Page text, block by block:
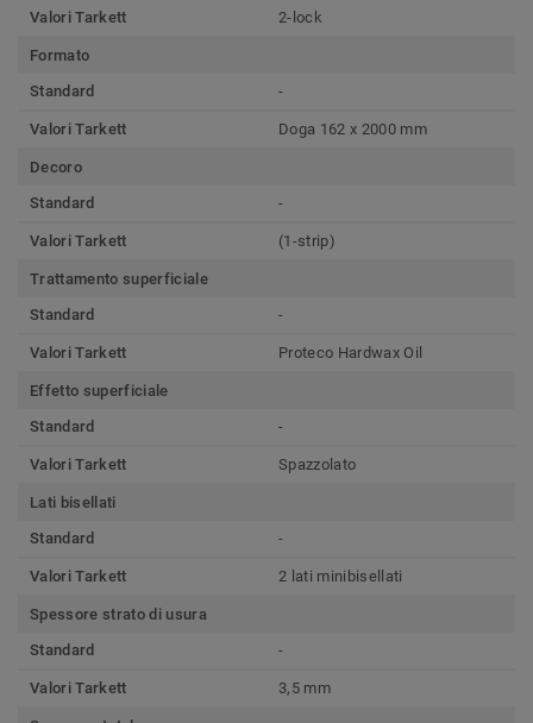
Valori Tarkett 2-lock
Formato
Standard
-
Valori Tarkett Doga 162 x 2000 mm
Decoro
Standard
-
Valori Tarkett (1-strip)
Trattamento superficiale
Standard
-
Valori Tarkett Proteco Hardwax Oil
Effetto superficiale
Standard
-
Valori Tarkett Spazzolato
Lati bisellati
Standard
-
Valori Tarkett 2 lati minibisellati
Spessore strato di usura
Standard
-
Valori Tarkett 3,5 mm